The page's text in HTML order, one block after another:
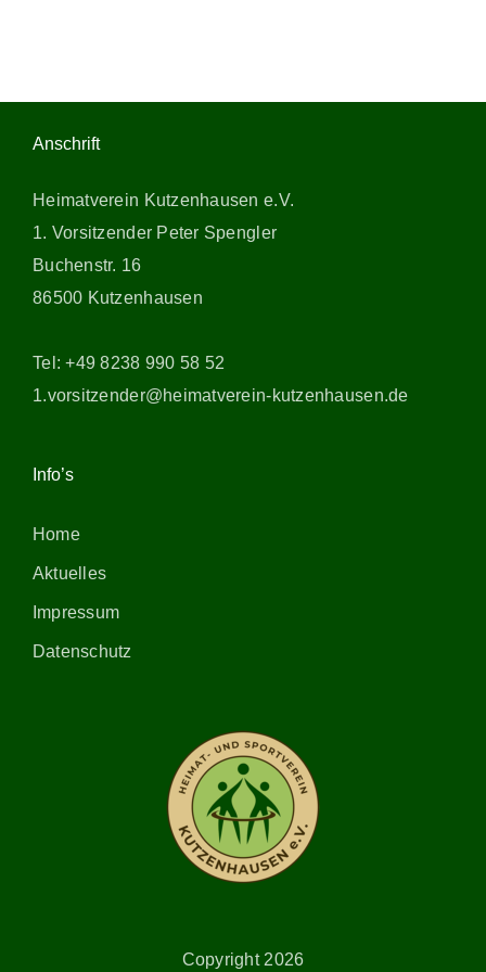
Anschrift
Heimatverein Kutzenhausen e.V.
1. Vorsitzender Peter Spengler
Buchenstr. 16
86500 Kutzenhausen
Tel: +49 8238 990 58 52
1.vorsitzender@heimatverein-kutzenhausen.de
Info’s
Home
Aktuelles
Impressum
Datenschutz
Copyright 2026